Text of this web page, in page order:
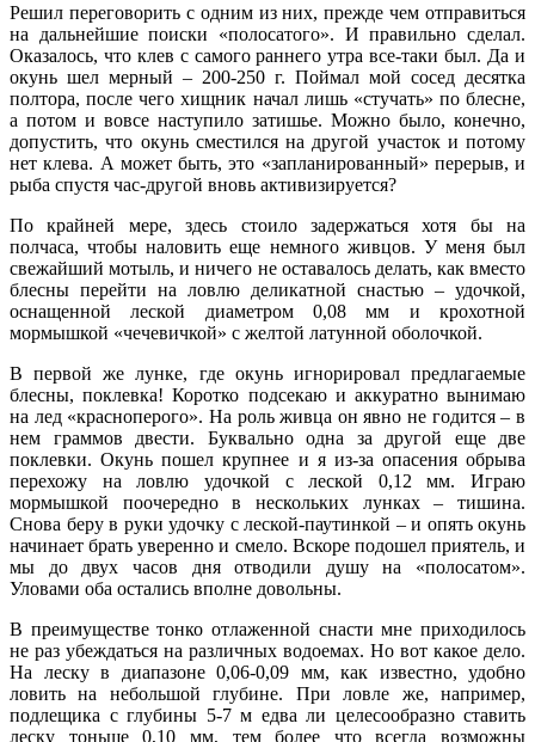
Решил переговорить с одним из них, прежде чем отправиться
на дальнейшие поиски «полосатого». И правильно сделал.
Оказалось, что клев с самого раннего утра все-таки был. Да и
окунь шел мерный – 200-250 г. Поймал мой сосед десятка
полтора, после чего хищник начал лишь «стучать» по блесне,
а потом и вовсе наступило затишье. Можно было, конечно,
допустить, что окунь сместился на другой участок и потому
нет клева. А может быть, это «запланированный» перерыв, и
рыба спустя час-другой вновь активизируется?
По крайней мере, здесь стоило задержаться хотя бы на
полчаса, чтобы наловить еще немного живцов. У меня был
свежайший мотыль, и ничего не оставалось делать, как вместо
блесны перейти на ловлю деликатной снастью – удочкой,
оснащенной леской диаметром 0,08 мм и крохотной
мормышкой «чечевичкой» с желтой латунной оболочкой.
В первой же лунке, где окунь игнорировал предлагаемые
блесны, поклевка! Коротко подсекаю и аккуратно вынимаю
на лед «красноперого». На роль живца он явно не годится – в
нем граммов двести. Буквально одна за другой еще две
поклевки. Окунь пошел крупнее и я из-за опасения обрыва
перехожу на ловлю удочкой с леской 0,12 мм. Играю
мормышкой поочередно в нескольких лунках – тишина.
Снова беру в руки удочку с леской-паутинкой – и опять окунь
начинает брать уверенно и смело. Вскоре подошел приятель, и
мы до двух часов дня отводили душу на «полосатом».
Уловами оба остались вполне довольны.
В преимуществе тонко отлаженной снасти мне приходилось
не раз убеждаться на различных водоемах. Но вот какое дело.
На леску в диапазоне 0,06-0,09 мм, как известно, удобно
ловить на небольшой глубине. При ловле же, например,
подлещика с глубины 5-7 м едва ли целесообразно ставить
леску тоньше 0,10 мм, тем более что всегда возможны